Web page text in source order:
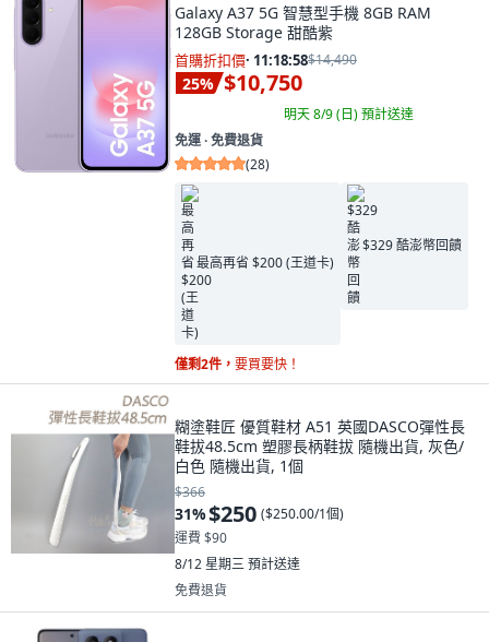
Galaxy A37 5G 智慧型手機 8GB RAM
128GB Storage 甜酷紫
首購折扣價· 11:18:57$14,490
25% $10,750
明天 8/9 (日)預計送達
免運 ∙ 免費退貨
(28)
最高再省 $200 (王道卡)
$329 酷澎幣回饋
僅剩2件， 要買要快！
糊塗鞋匠 優質鞋材 A51 英國DASCO彈性長
鞋拔48.5cm 塑膠長柄鞋拔 隨機出貨, 灰色/
白色 隨機出貨, 1個
$366
31%$250 ($250.00/1個)
運費 $90
8/12 星期三預計送達
免費退貨